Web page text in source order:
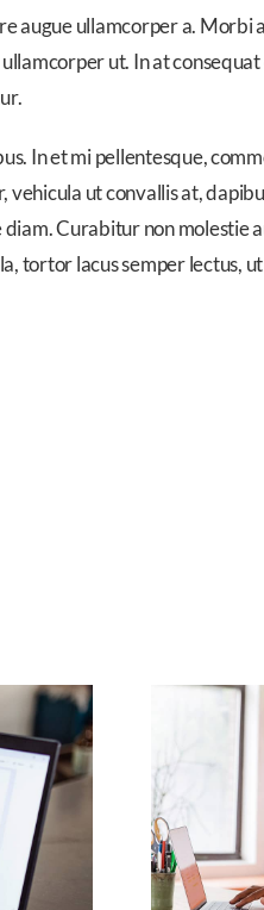
augue ullamcorper a. Morbi
ut. In at
In et mi pellentesque,
ut convallis at,
Curabitur non molestie
tortor lacus semper lectus,